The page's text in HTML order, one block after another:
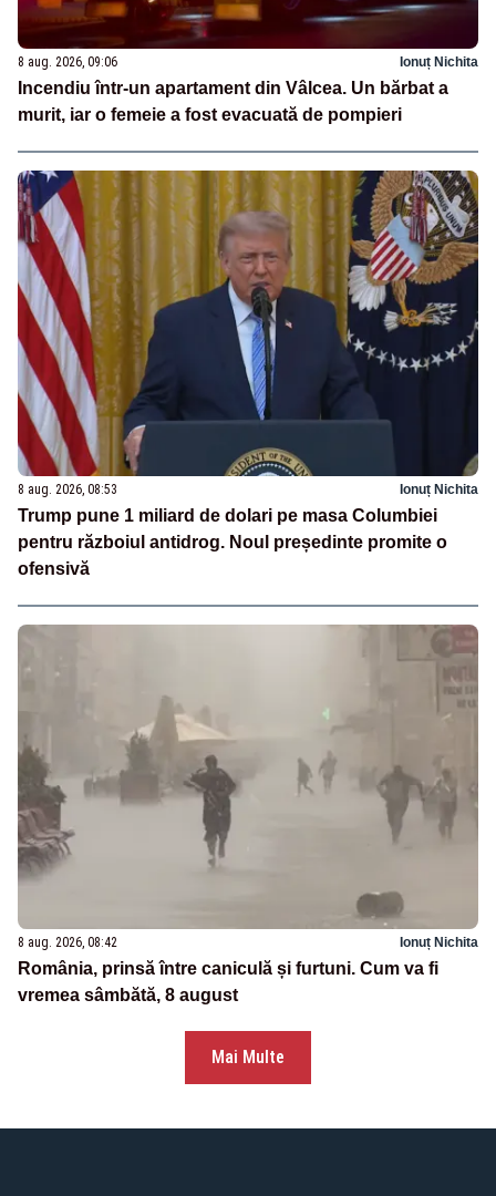
8 aug. 2026, 09:06 Ionuț Nichita
Incendiu într-un apartament din Vâlcea. Un bărbat a
murit, iar o femeie a fost evacuată de pompieri
8 aug. 2026, 08:53 Ionuț Nichita
Trump pune 1 miliard de dolari pe masa Columbiei
pentru războiul antidrog. Noul președinte promite o
ofensivă
8 aug. 2026, 08:42 Ionuț Nichita
România, prinsă între caniculă și furtuni. Cum va fi
vremea sâmbătă, 8 august
Mai Multe